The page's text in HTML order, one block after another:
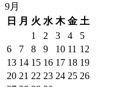
9月
日
月 火 水 木 金 土
1
2 3 4
5
6
7 8 9 10 11 12
13 14 15 16 17 18 19
20 21 22 23 24 25 26